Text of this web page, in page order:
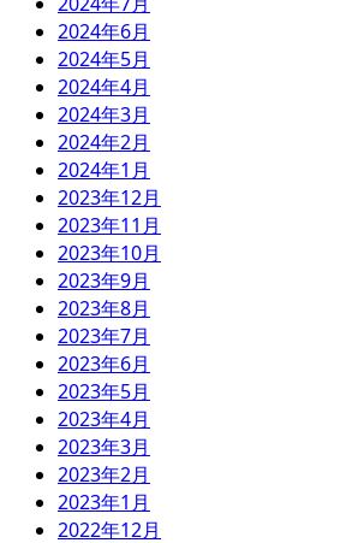
2024年6月
2024年5月
2024年4月
2024年3月
2024年2月
2024年1月
2023年12月
2023年11月
2023年10月
2023年9月
2023年8月
2023年7月
2023年6月
2023年5月
2023年4月
2023年3月
2023年2月
2023年1月
2022年12月